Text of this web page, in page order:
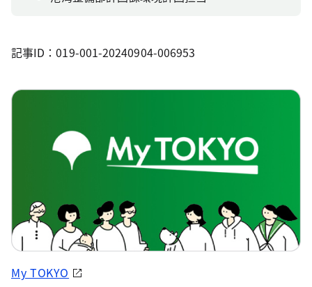
記事ID：019-001-20240904-006953
My TOKYO